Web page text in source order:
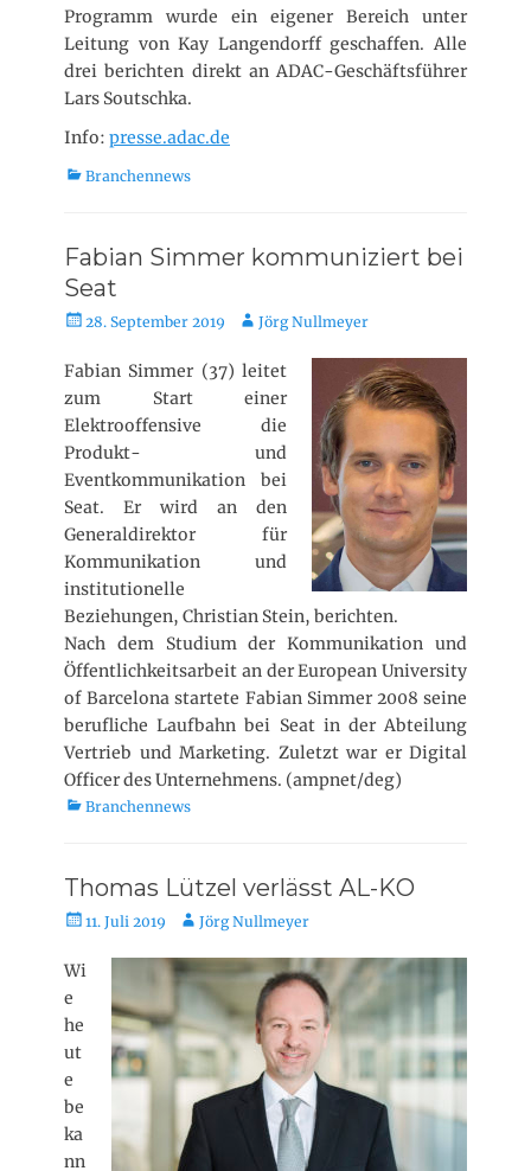
Programm wurde ein eigener Bereich unter
Leitung von Kay Langendorff geschaffen. Alle
drei berichten direkt an ADAC-Geschäftsführer
Lars Soutschka.
Info: presse.adac.de
K
e
g
o
r
e
Branchennews
Fabian Simmer kommuniziert bei
Seat
V
r
ö
f
e
n
t
l
i
c
h
a
m
28. September 2019
A
t
Jörg Nullmeyer
Fabian Simmer (37) leitet
zum Start einer
Elektrooffensive die
Produkt- und
Eventkommunikation bei
Seat. Er wird an den
Generaldirektor für
Kommunikation und
institutionelle
Beziehungen, Christian Stein, berichten.
Nach dem Studium der Kommunikation und
Öffentlichkeitsarbeit an der European University
of Barcelona startete Fabian Simmer 2008 seine
berufliche Laufbahn bei Seat in der Abteilung
Vertrieb und Marketing. Zuletzt war er Digital
Officer des Unternehmens. (ampnet/deg)
K
e
g
o
i
e
n
Branchennews
Thomas Lützel verlässt AL-KO
V
r
ö
f
e
n
t
l
i
11. Juli 2019
A
o
r
Jörg Nullmeyer
Wi
e
he
ut
e
be
ka
nn